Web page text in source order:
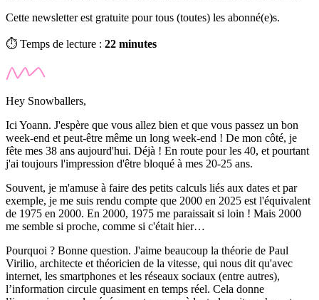
Cette newsletter est gratuite pour tous (toutes) les abonné(e)s.
⏱️ Temps de lecture : 22 minutes
Hey Snowballers,
Ici Yoann. J'espère que vous allez bien et que vous passez un bon
week-end et peut-être même un long week-end ! De mon côté, je
fête mes 38 ans aujourd'hui. Déjà ! En route pour les 40, et pourtant
j'ai toujours l'impression d'être bloqué à mes 20-25 ans.
Souvent, je m'amuse à faire des petits calculs liés aux dates et par
exemple, je me suis rendu compte que 2000 en 2025 est l'équivalent
de 1975 en 2000. En 2000, 1975 me paraissait si loin ! Mais 2000
me semble si proche, comme si c'était hier…
Pourquoi ? Bonne question. J'aime beaucoup la théorie de Paul
Virilio, architecte et théoricien de la vitesse, qui nous dit qu'avec
internet, les smartphones et les réseaux sociaux (entre autres),
l’information circule quasiment en temps réel. Cela donne